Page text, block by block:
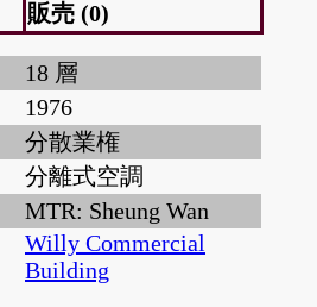
販売 (0)
18 層
1976
分散業権
分離式空調
MTR: Sheung Wan
Willy Commercial
Building